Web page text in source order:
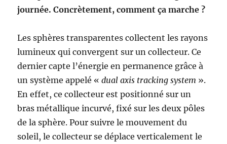
journée. Concrètement, comment ça marche ?
Les sphères transparentes collectent les rayons
lumineux qui convergent sur un collecteur. Ce
dernier capte l’énergie en permanence grâce à
un système appelé «dual axis tracking system ».
En effet, ce collecteur est positionné sur un
bras métallique incurvé, fixé sur les deux pôles
de la sphère. Pour suivre le mouvement du
soleil, le collecteur se déplace verticalement le